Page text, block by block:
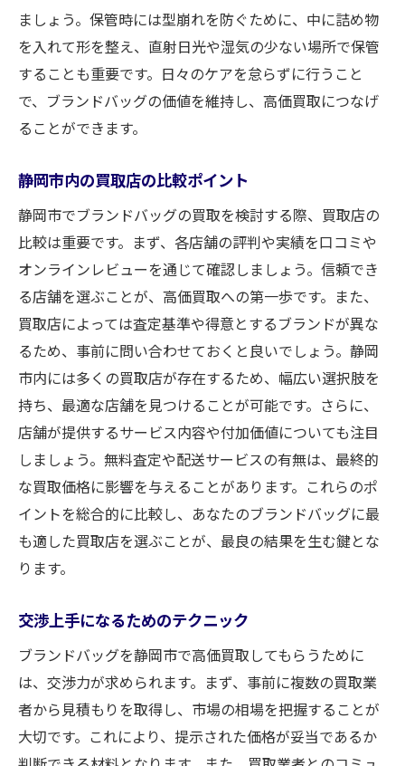
静岡市内でブランドバッグを売る際に気をつけ
たいポイント
売却前に知るべき法律と規制
査定前に押さえたい準備手順
ブランドバッグの偽物対策法
静岡市でスムーズに取引を進めるためのヒ
安心して取引できる買取店の選び方
顧客満足度を高めるための取引アドバイス
ましょう。保管時には型崩れを防ぐために、中に詰め物
を入れて形を整え、直射日光や湿気の少ない場所で保管
することも重要です。日々のケアを怠らずに行うこと
で、ブランドバッグの価値を維持し、高価買取につなげ
ることができます。
静岡市内の買取店の比較ポイント
静岡市でブランドバッグの買取を検討する際、買取店の
比較は重要です。まず、各店舗の評判や実績を口コミや
オンラインレビューを通じて確認しましょう。信頼でき
る店舗を選ぶことが、高価買取への第一歩です。また、
買取店によっては査定基準や得意とするブランドが異な
るため、事前に問い合わせておくと良いでしょう。静岡
市内には多くの買取店が存在するため、幅広い選択肢を
持ち、最適な店舗を見つけることが可能です。さらに、
店舗が提供するサービス内容や付加価値についても注目
しましょう。無料査定や配送サービスの有無は、最終的
な買取価格に影響を与えることがあります。これらのポ
イントを総合的に比較し、あなたのブランドバッグに最
も適した買取店を選ぶことが、最良の結果を生む鍵とな
ります。
交渉上手になるためのテクニック
ブランドバッグを静岡市で高価買取してもらうために
は、交渉力が求められます。まず、事前に複数の買取業
者から見積もりを取得し、市場の相場を把握することが
大切です。これにより、提示された価格が妥当であるか